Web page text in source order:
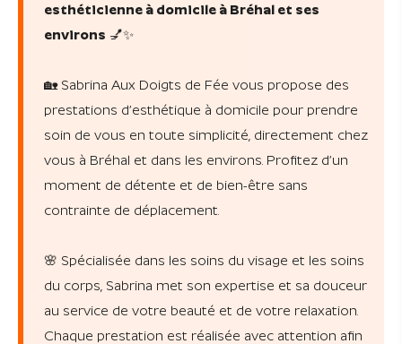
esthéticienne à domicile à Bréhal et ses
environs 💅✨
🏡 Sabrina Aux Doigts de Fée vous propose des
prestations d’esthétique à domicile pour prendre
soin de vous en toute simplicité, directement chez
vous à Bréhal et dans les environs. Profitez d’un
moment de détente et de bien-être sans
contrainte de déplacement.
🌸 Spécialisée dans les soins du visage et les soins
du corps, Sabrina met son expertise et sa douceur
au service de votre beauté et de votre relaxation.
Chaque prestation est réalisée avec attention afin